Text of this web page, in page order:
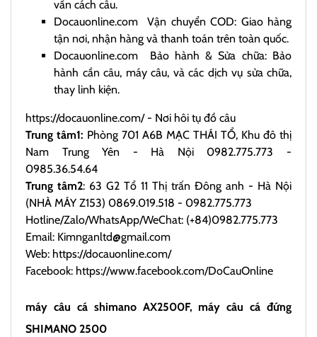
vấn cách câu.
Docauonline.com Vận chuyển COD: Giao hàng
tận nơi, nhận hàng và thanh toán trên toàn quốc.
Docauonline.com Bảo hành & Sửa chữa: Bảo
hành cần câu, máy câu, và các dịch vụ sửa chữa,
thay linh kiện.
https://docauonline.com/- Nơi hôi tụ đồ câu
Trung tâm1: Phòng 701 A6B MẠC THÁI TỔ, Khu đô thị
Nam Trung Yên - Hà Nội 0982.775.773 -
0985.36.54.64
Trung tâm2: 63 G2 Tổ 11 Thị trấn Đông anh - Hà Nội
(NHÀ MÁY Z153) 0869.019.518 - 0982.775.773
Hotline/Zalo/WhatsApp/WeChat: (+84)0982.775.773
Email: Kimnganltd@gmail.com
Web: https://docauonline.com/
Facebook: https://www.facebook.com/DoCauOnline
máy câu cá shimano AX2500F, máy câu cá đứng
SHIMANO 2500